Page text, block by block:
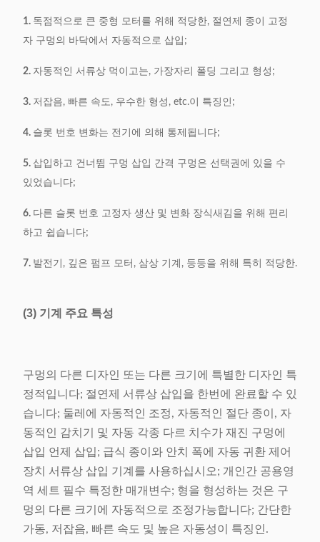
1. 독점적으로 큰 중형 모터를 위해 적당한, 절연제 종이 고정
자 구멍의 바닥에서 자동적으로 삽입;
2. 자동적인 서류상 먹이고는, 가장자리 폴딩 그리고 형성;
3. 저잡음, 빠른 속도, 우수한 형성, etc.이 특징인;
4. 슬롯 번호 변화는 전기에 의해 통제됩니다;
5. 삽입하고 건너뜀 구멍 삽입 간격 구멍은 선택권에 있을 수
있었습니다;
6. 다른 슬롯 번호 고정자 생산 및 변화 장식새김을 위해 편리
하고 쉽습니다;
7. 발전기, 깊은 펌프 모터, 삼상 기계, 등등을 위해 특히 적당한.
(3) 기계 주요 특성
구멍의 다른 디자인 또는 다른 크기에 특별한 디자인 특
정적입니다; 절연제 서류상 삽입을 한번에 완료할 수 있
습니다; 둘레에 자동적인 조정, 자동적인 절단 종이, 자
동적인 감치기 및 자동 각종 다르 치수가 재진 구멍에
삽입 언제 삽입; 급식 종이와 안치 폭에 자동 귀환 제어
장치 서류상 삽입 기계를 사용하십시오; 개인간 공용영
역 세트 필수 특정한 매개변수; 형을 형성하는 것은 구
멍의 다른 크기에 자동적으로 조정가능합니다; 간단한
가동, 저잡음, 빠른 속도 및 높은 자동성이 특징인.